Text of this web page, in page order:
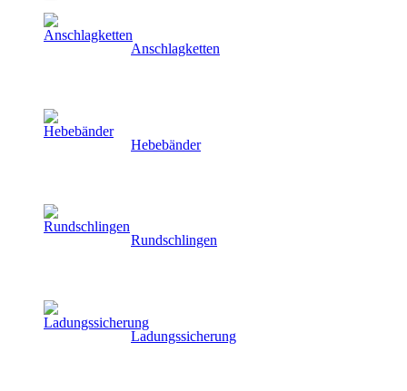
Anschlagketten
Hebebänder
Rundschlingen
Ladungssicherung